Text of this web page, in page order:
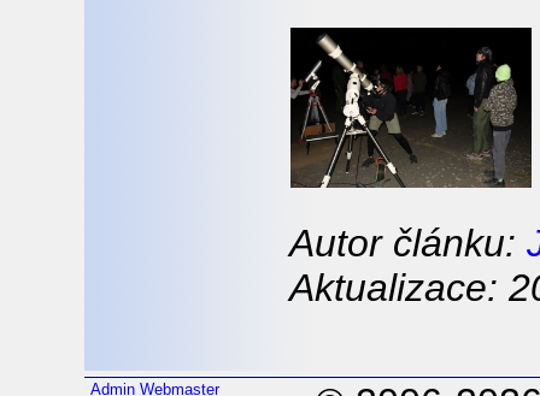
Autor článku:
Aktualizace:
Admin Webmaster